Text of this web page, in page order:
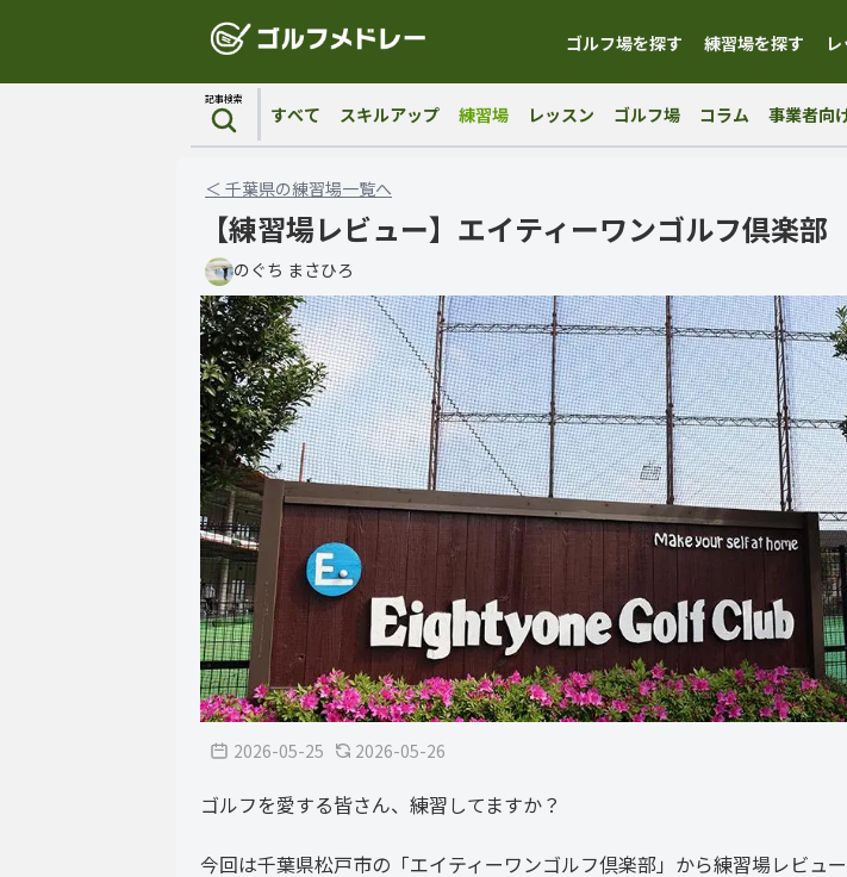
ゴルフ場を探す 練習場を探す
記事検索
すべて スキルアップ 練習場 レッスン ゴルフ場 コラム 事業者向
＜ 千葉県の練習場一覧へ
【練習場レビュー】エイティーワンゴルフ倶楽部
のぐち まさひろ
2026-05-25 2026-05-26
ゴルフを愛する皆さん、練習してますか？
今回は千葉県松戸市の「エイティーワンゴルフ倶楽部」から練習場レビュ